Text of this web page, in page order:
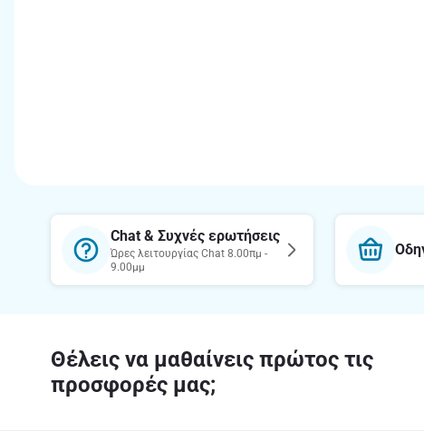
Chat & Συχνές ερωτήσεις
Ώρες λειτουργίας Chat 8.00πμ -
9.00μμ
Θέλεις να μαθαίνεις πρώτος τις
προσφορές μας;